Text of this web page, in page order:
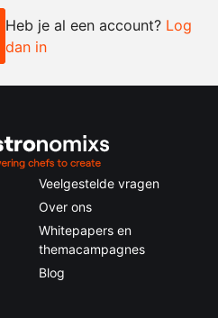
2x
Heb je al een account? Log
dan in
Veelgestelde vragen
Over ons
Whitepapers en
themacampagnes
Blog